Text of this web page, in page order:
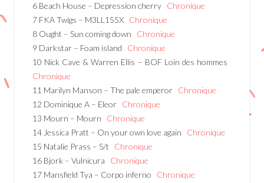
6 Beach House – Depression cherry Chronique
7 FKA Twigs – M3LL155X Chronique
8 Ought – Sun coming down Chronique
9 Darkstar – Foam island Chronique
10 Nick Cave & Warren Ellis – BOF Loin des hommes
Chronique
11 Marilyn Manson – The pale emperor Chronique
12 Dominique A – Eleor Chronique
13 Mourn – Mourn Chronique
14 Jessica Pratt – On your own love again Chronique
15 Natalie Prass – S/t Chronique
16 Bjork – Vulnicura Chronique
17 Mansfield Tya – Corpo inferno Chronique